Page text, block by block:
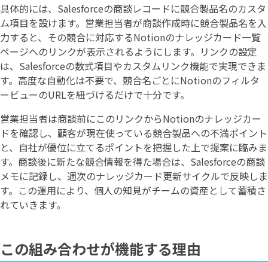
具体的には、Salesforceの商談レコードに競合製品名のカスタ
ム項目を設けます。営業担当者が商談作成時に競合製品名を入
力すると、その競合に対応するNotionのナレッジカード一覧
ページへのリンクが表示されるようにします。リンクの設定
は、Salesforceの数式項目やカスタムリンク機能で実現できま
す。高度な自動化は不要で、競合名ごとにNotionのフィルタ
ービューのURLを紐づけるだけで十分です。
営業担当者は商談前にこのリンクからNotionのナレッジカー
ドを確認し、顧客が現在使っている競合製品への不満ポイント
と、自社が優位に立てるポイントを把握した上で提案に臨みま
す。商談後に新たな競合情報を得た場合は、Salesforceの商談
メモに記録し、週次のナレッジカード更新サイクルで反映しま
す。この運用により、個人の知見がチームの資産として蓄積さ
れていきます。
この組み合わせが機能する理由